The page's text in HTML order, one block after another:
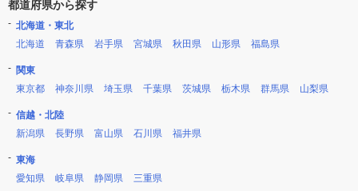
都道府県から探す
北海道・東北
北海道
青森県 岩手県 宮城県 秋田県 山形県 福島県
関東
東京都
神奈川県 埼玉県 千葉県 茨城県 栃木県 群馬県 山梨県
信越・北陸
新潟県
長野県 富山県 石川県 福井県
東海
愛知県
岐阜県 静岡県 三重県